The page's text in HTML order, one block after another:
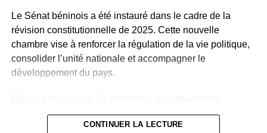
Le Sénat béninois a été instauré dans le cadre de la
révision constitutionnelle de 2025. Cette nouvelle
chambre vise à renforcer la régulation de la vie politique,
consolider l’unité nationale et accompagner le
développement du pays.
désignés par le président de la République, Romuald
Wadagni, auxquels s’ajoutent des membres de droit.
CONTINUER LA LECTURE